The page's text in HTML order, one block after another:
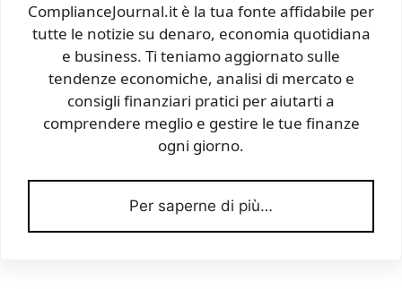
ComplianceJournal.it è la tua fonte affidabile per
tutte le notizie su denaro, economia quotidiana
e business. Ti teniamo aggiornato sulle
tendenze economiche, analisi di mercato e
consigli finanziari pratici per aiutarti a
comprendere meglio e gestire le tue finanze
ogni giorno.
Per saperne di più…